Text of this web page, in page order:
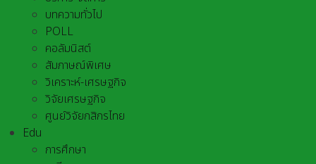
บทความทั่วไป
POLL
คอลัมนิสต์
สัมภาษณ์พิเศษ
วิเคราะห์-เศรษฐกิจ
วิจัยเศรษฐกิจ
ศูนย์วิจัยกสิกรไทย
Edu
การศึกษา